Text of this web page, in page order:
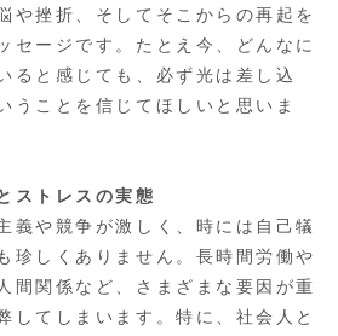
や挫折、そしてそこからの再起を
セージです。たとえ今、どんなに
ると感じても、必ず光は差し込
うことを信じてほしいと思いま
ストレスの実態
義や競争が激しく、時には自己犠
珍しくありません。長時間労働や
間関係など、さまざまな要因が重
してしまいます。特に、社会人と